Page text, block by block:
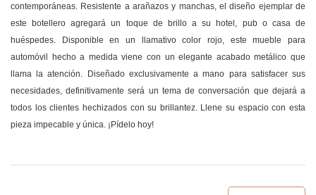
contemporáneas. Resistente a arañazos y manchas, el diseño ejemplar de
este botellero agregará un toque de brillo a su hotel, pub o casa de
huéspedes. Disponible en un llamativo color rojo, este mueble para
automóvil hecho a medida viene con un elegante acabado metálico que
llama la atención. Diseñado exclusivamente a mano para satisfacer sus
necesidades, definitivamente será un tema de conversación que dejará a
todos los clientes hechizados con su brillantez. Llene su espacio con esta
pieza impecable y única. ¡Pídelo hoy!